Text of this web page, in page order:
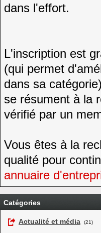
dans l'effort.
L'inscription est
(qui permet
dans sa
se résument à la
vérifié par un
Vous êtes à la
qualité pour
annuaire
Catégories
Actualité et média (21)